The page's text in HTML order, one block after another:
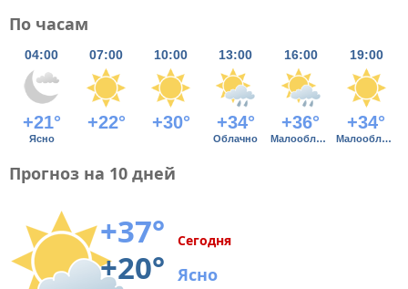
По часам
04:00 07:00 10:00 13:00 16:00 19:00
+21° +22° +30° +34° +36° +34°
Ясно Облачно Малооблачно Малооблачно
Прогноз на 10 дней
+37°
+20°
Сегодня
Ясно